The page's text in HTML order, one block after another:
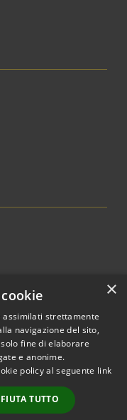
© 2026 • Comune di
Clusone • Powered by
•
Accesso
redazione
×
assimilati strettamente
navigazione del sito,
fine di elaborare
e anonime.
policy al seguente link
TUTTO